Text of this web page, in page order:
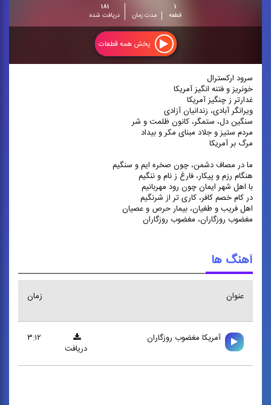
۱
قطعه
مدت زمان
۱۸۱
دریافت شده
پخش همه قطعات
سرود ارکسترال
خونریز و فتنه انگیز آمریکا
غدارتر ز چنگیز آمریکا
ویرانگر آبادی، زندانیان آزادی
سنگین دل، ستمگر، کانون ظلمت و شر
مردم ستیز و جلاد مبنای مکر و بیداد
مرگ بر آمریکا
ما در مصاف دشمن، چون صخره ایم و سنگیم
هنگام رزم و پیکار، فارغ ز نام و ننگیم
با اهل شهر ایمان چون رود مهربانیم
در کام خصم کافر، کاری تر از شرنگیم
اهل فریب و طغیان، بیمار حرص و عصیان
مغضوب روزگاران، مغضوب روزگاران
آهنگ ها
عنوان زمان
آمريكا مغضوب روزگاران
۳:۱۲
دریافت